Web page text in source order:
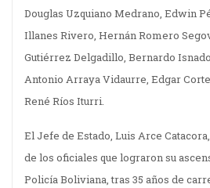
Douglas Uzquiano Medrano, Edwin
Illanes Rivero, Hernán Romero
Gutiérrez Delgadillo, Bernardo
Antonio Arraya Vidaurre, Edgar
René Ríos Iturri.
El Jefe de Estado, Luis Arce
de los oficiales que lograron su
Policía Boliviana, tras 35 años de